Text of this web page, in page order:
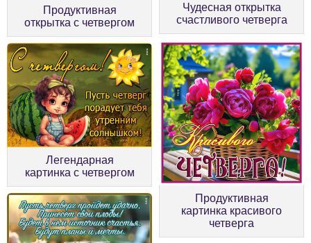
Продуктивная
открытка с четвергом
Чудесная открытка
счастливого четверга
Легендарная
картинка с четвергом
Продуктивная
картинка красивого
четверга